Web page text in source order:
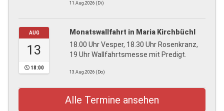
11.Aug.2026 (Di)
AUG
13
18:00
Monatswallfahrt in Maria Kirchbüchl
18.00 Uhr Vesper, 18.30 Uhr Rosenkranz,
19 Uhr Wallfahrtsmesse mit Predigt.
13.Aug.2026 (Do)
Alle Termine ansehen